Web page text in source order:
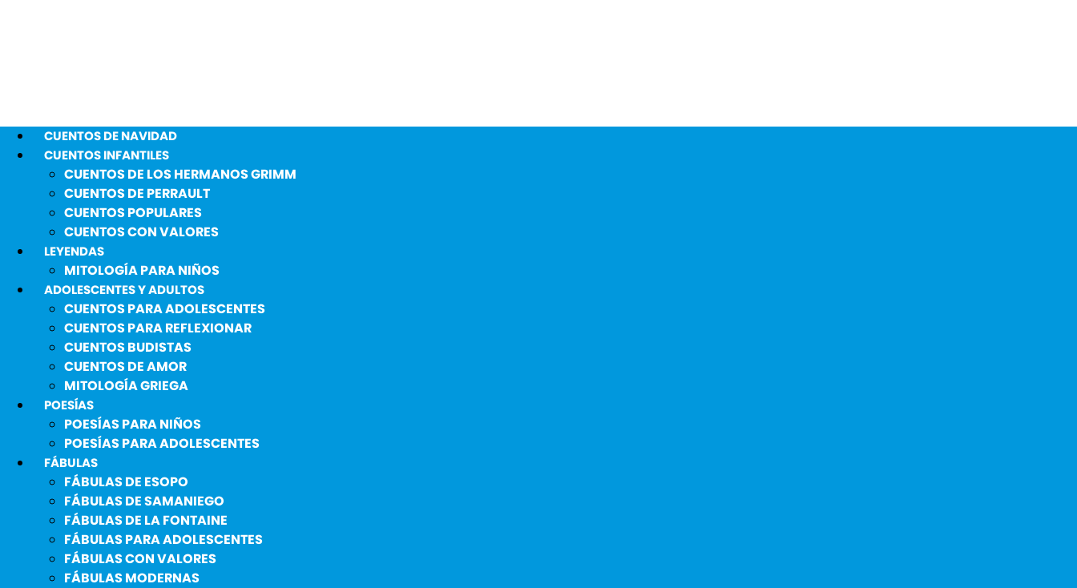
CUENTOS DE NAVIDAD
CUENTOS INFANTILES
CUENTOS DE LOS HERMANOS GRIMM
CUENTOS DE PERRAULT
CUENTOS POPULARES
CUENTOS CON VALORES
LEYENDAS
MITOLOGÍA PARA NIÑOS
ADOLESCENTES Y ADULTOS
CUENTOS PARA ADOLESCENTES
CUENTOS PARA REFLEXIONAR
CUENTOS BUDISTAS
CUENTOS DE AMOR
MITOLOGÍA GRIEGA
POESÍAS
POESÍAS PARA NIÑOS
POESÍAS PARA ADOLESCENTES
FÁBULAS
FÁBULAS DE ESOPO
FÁBULAS DE SAMANIEGO
FÁBULAS DE LA FONTAINE
FÁBULAS PARA ADOLESCENTES
FÁBULAS CON VALORES
FÁBULAS MODERNAS